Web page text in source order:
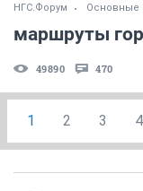
НГС.Форум Основные
маршруты
49890 470
1 2 3 4